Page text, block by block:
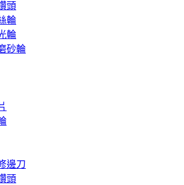
頭
輪
輪
砂輪
邊刀
頭